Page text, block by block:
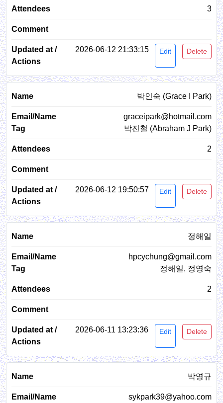
3
2026-06-12 21:33:15 Edit Delete
박인숙 (Grace I Park)
graceipark@hotmail.com
박진철 (Abraham J Park)
2
2026-06-12 19:50:57 Edit Delete
정해일
hpcychung@gmail.com
정해일, 정영숙
2
2026-06-11 13:23:36 Edit Delete
박영규
sykpark39@yahoo.com